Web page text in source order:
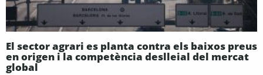
El sector agrari es planta contra els baixos preus
en origen i la competència deslleial del mercat
global